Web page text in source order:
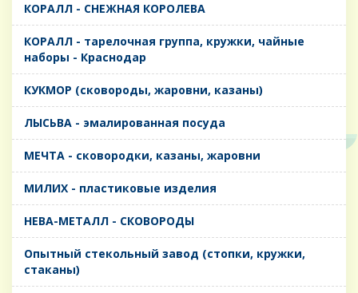
КОРАЛЛ - СНЕЖНАЯ КОРОЛЕВА
КОРАЛЛ - тарелочная группа, кружки, чайные
наборы - Краснодар
КУКМОР (сковороды, жаровни, казаны)
ЛЫСЬВА - эмалированная посуда
МЕЧТА - сковородки, казаны, жаровни
МИЛИХ - пластиковые изделия
НЕВА-МЕТАЛЛ - СКОВОРОДЫ
Опытный стекольный завод (стопки, кружки,
стаканы)